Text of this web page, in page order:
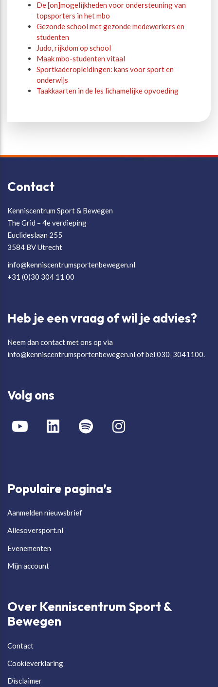
De [on]mogelijkheden voor ondersteuning van
topsporters in het mbo
Gezonde school met gezonde medewerkers en
studenten
Judo, rijkdom op school
Maak mbo-studenten vitaal
Sportkaderopleidingen: kans voor sport en
onderwijs
Taakkaarten in de les lichamelijke opvoeding
Contact
Kenniscentrum Sport & Bewegen
The Grid – 4e verdieping
Euclideslaan 255
3584 BV Utrecht
info@kenniscentrumsportenbewegen.nl
+31 (0)30 304 11 00
Heb je een vraag of wil je advies?
Neem dan contact met ons op via
info@kenniscentrumsportenbewegen.nl of bel 030-3041100.
Volg ons
Populaire pagina’s
Aanmelden nieuwsbrief
Allesoversport.nl
Evenementen
Mijn account
Over Kenniscentrum Sport &
Bewegen
Contact
Cookieverklaring
Disclaimer